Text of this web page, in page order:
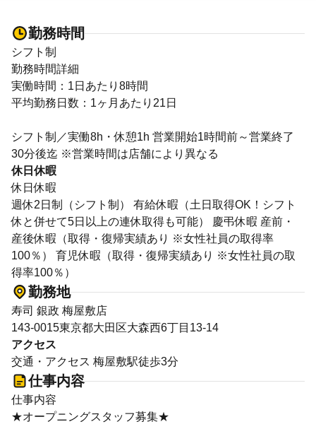
勤務時間
シフト制
勤務時間詳細
実働時間：1日あたり8時間
平均勤務日数：1ヶ月あたり21日
シフト制／実働8h・休憩1h 営業開始1時間前～営業終了
30分後迄 ※営業時間は店舗により異なる
休日休暇
休日休暇
週休2日制（シフト制） 有給休暇（土日取得OK！シフト
休と併せて5日以上の連休取得も可能） 慶弔休暇 産前・
産後休暇（取得・復帰実績あり ※女性社員の取得率
100％） 育児休暇（取得・復帰実績あり ※女性社員の取
得率100％）
勤務地
寿司 銀政 梅屋敷店
143-0015東京都大田区大森西6丁目13-14
アクセス
交通・アクセス 梅屋敷駅徒歩3分
仕事内容
仕事内容
★オープニングスタッフ募集★